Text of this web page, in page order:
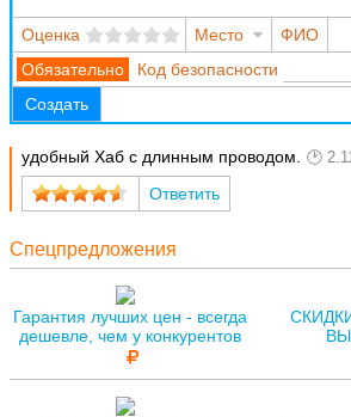
Оценка Место
ФИО
Код безопасности
Создать
удобный Хаб с длинным проводом.
Ответить
Спецпредложения
Гарантия лучших цен - всегда
дешевле, чем у конкурентов